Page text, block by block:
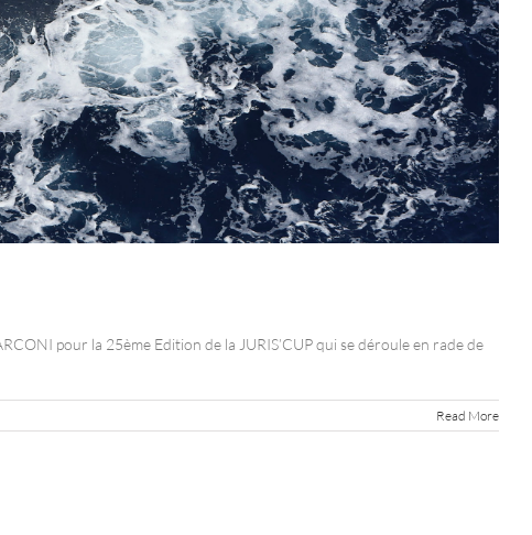
pour la 25ème Edition de la JURIS’CUP qui se déroule en rade de
Read More